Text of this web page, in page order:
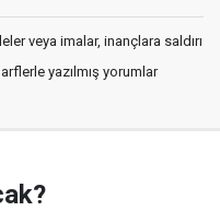
veya imalar, inançlara saldırı
yazılmış yorumlar